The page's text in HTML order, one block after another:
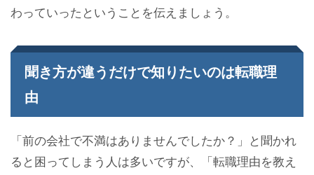
わっていったということを伝えましょう。
聞き方が違うだけで知りたいのは転職理
由
「前の会社で不満はありませんでしたか？」と聞かれ
ると困ってしまう人は多いですが、「転職理由を教え